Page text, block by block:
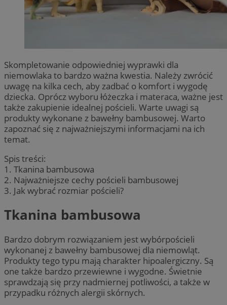
Skompletowanie odpowiedniej wyprawki dla
niemowlaka to bardzo ważna kwestia. Należy zwrócić
uwagę na kilka cech, aby zadbać o komfort i wygodę
dziecka. Oprócz wyboru łóżeczka i materaca, ważne jest
także zakupienie idealnej pościeli. Warte uwagi są
produkty wykonane z bawełny bambusowej. Warto
zapoznać się z najważniejszymi informacjami na ich
temat.
Spis treści:
1. Tkanina bambusowa
2. Najważniejsze cechy pościeli bambusowej
3. Jak wybrać rozmiar pościeli?
Tkanina bambusowa
Bardzo dobrym rozwiązaniem jest wybórpościeli
wykonanej z bawełny bambusowej dla niemowląt.
Produkty tego typu mają charakter hipoalergiczny. Są
one także bardzo przewiewne i wygodne. Świetnie
sprawdzają się przy nadmiernej potliwości, a także w
przypadku różnych alergii skórnych.